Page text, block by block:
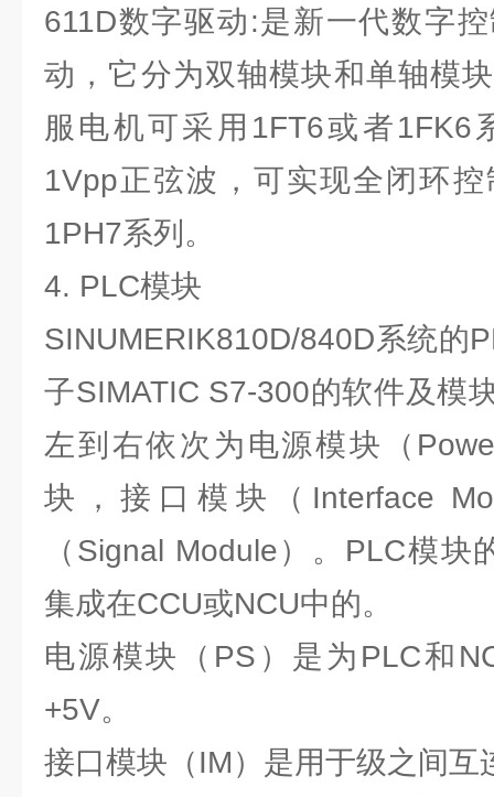
611D数字驱动:是新一代数字
动，它分为双轴模块和单轴模
服电机可采用1FT6或者1FK6
1Vpp正弦波，可实现全闭环
1PH7系列。
4. PLC模块
SINUMERIK810D/840D系统的
子SIMATIC S7-300的软件及模
左到右依次为电源模块（
块，接口模块（Interface
（Signal Module）。PLC模块
集成在CCU或NCU中的。
电源模块（PS）是为PLC和
+5V。
接口模块（IM）是用于级之间互